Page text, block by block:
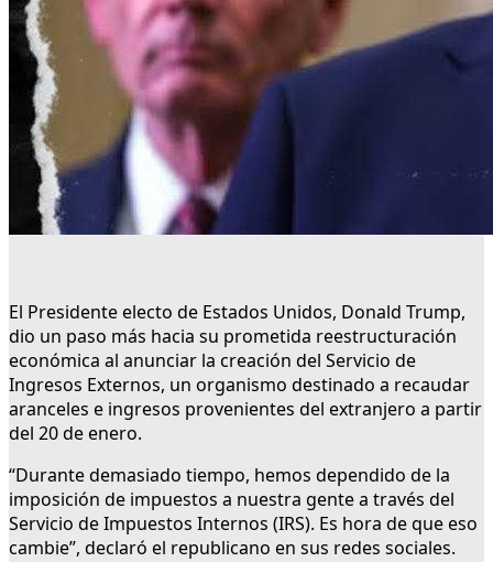
El Presidente electo de Estados Unidos, Donald Trump,
dio un paso más hacia su prometida reestructuración
económica al anunciar la creación del Servicio de
Ingresos Externos, un organismo destinado a recaudar
aranceles e ingresos provenientes del extranjero a partir
del 20 de enero.
“Durante demasiado tiempo, hemos dependido de la
imposición de impuestos a nuestra gente a través del
Servicio de Impuestos Internos (IRS). Es hora de que eso
cambie”, declaró el republicano en sus redes sociales.